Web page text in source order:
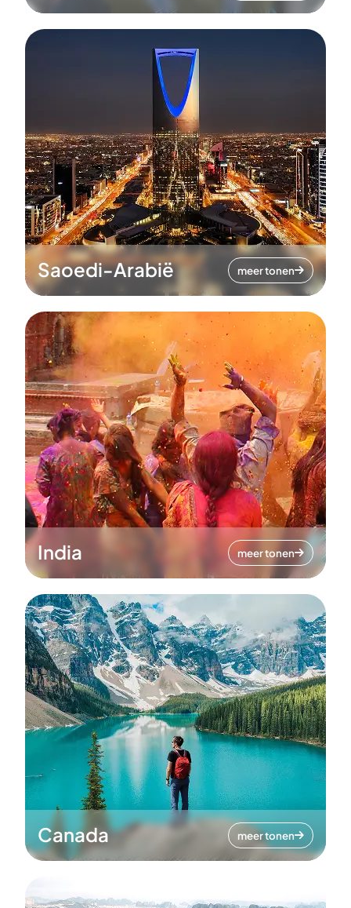
Saoedi-Arabië meer tonen
India meer tonen
Canada meer tonen